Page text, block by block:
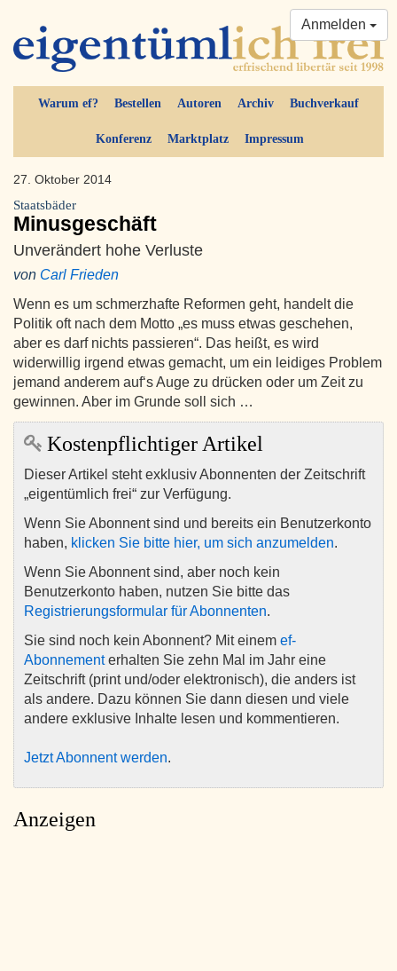
Warum ef? Bestellen Autoren Archiv Buchverkauf
Konferenz Marktplatz Impressum
Anmelden
27. Oktober 2014
Staatsbäder
Minusgeschäft
Unverändert hohe Verluste
von Carl Frieden
Wenn es um schmerzhafte Reformen geht, handelt die
Politik oft nach dem Motto „es muss etwas geschehen,
aber es darf nichts passieren“. Das heißt, es wird
widerwillig irgend etwas gemacht, um ein leidiges Problem
jemand anderem auf‘s Auge zu drücken oder um Zeit zu
gewinnen. Aber im Grunde soll sich …
Kostenpflichtiger Artikel
Dieser Artikel steht exklusiv Abonnenten der Zeitschrift
„eigentümlich frei“ zur Verfügung.
Wenn Sie Abonnent sind und bereits ein Benutzerkonto
haben, klicken Sie bitte hier, um sich anzumelden.
Wenn Sie Abonnent sind, aber noch kein
Benutzerkonto haben, nutzen Sie bitte das
Registrierungsformular für Abonnenten.
Sie sind noch kein Abonnent? Mit einem ef-
Abonnementerhalten Sie zehn Mal im Jahr eine
Zeitschrift (print und/oder elektronisch), die anders ist
als andere. Dazu können Sie dann diesen und viele
andere exklusive Inhalte lesen und kommentieren.
Jetzt Abonnent werden.
Anzeigen